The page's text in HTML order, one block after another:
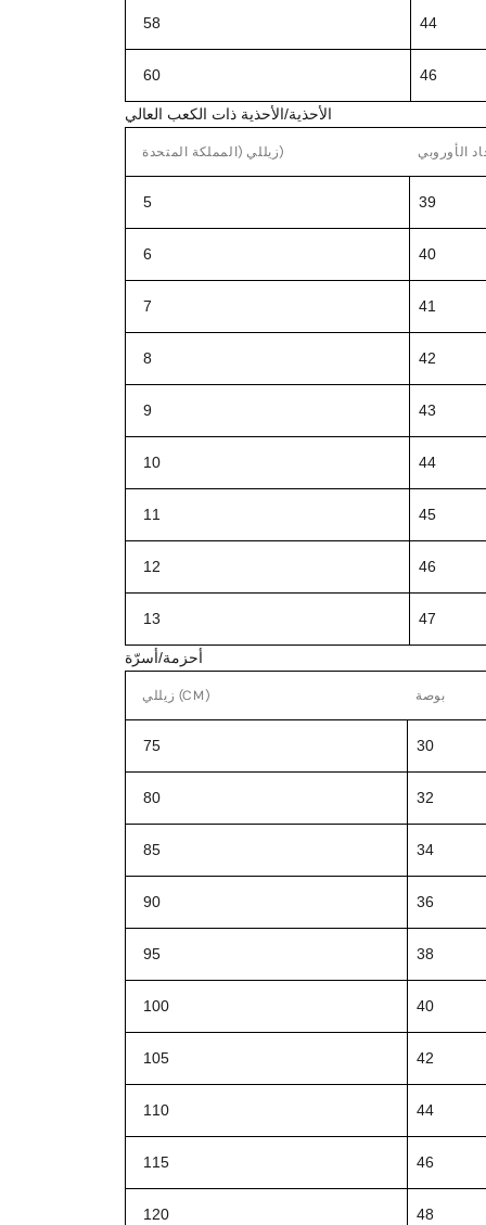
58 44
60 46
الأحذية/الأحذية ذات الكعب العالي
زيللي (المملكة المتحدة) الأوروبي
5 39
6 40
7 41
8 42
9 43
10 44
11 45
12 46
13 47
أحزمة/أسرّة
زيللي (CM) بوصة
75 30
80 32
85 34
90 36
95 38
100 40
105 42
110 44
115 46
120 48